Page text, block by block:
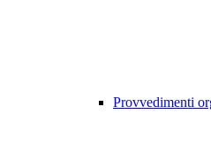
Provvedimenti